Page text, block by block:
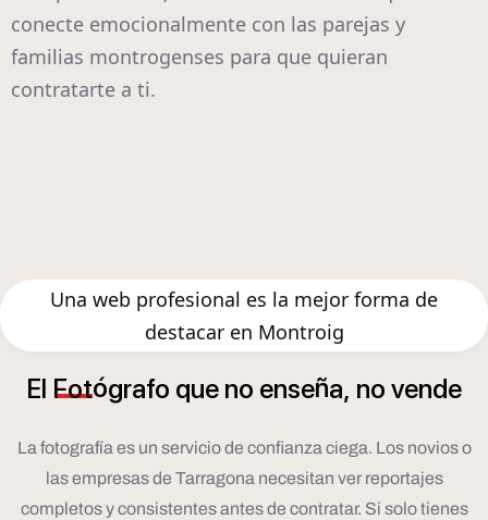
conecte emocionalmente con las parejas y
familias montrogenses para que quieran
contratarte a ti.
Una web profesional es la mejor forma de
destacar en Montroig
El Fotógrafo que no enseña, no vende
La fotografía es un servicio de confianza ciega. Los novios o
las empresas de Tarragona necesitan ver reportajes
completos y consistentes antes de contratar. Si solo tienes